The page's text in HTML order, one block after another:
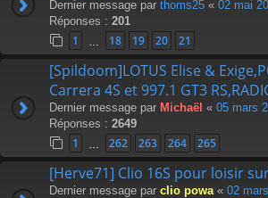
Dernier message par thoms25 « 02 mai
Réponses : 201
1 18 19 20 21
[Spildoom]LOTUS Elise &
Carrera 4S et 997.1 GT3
Dernier message par Michaël « 05 mars
Réponses : 2649
1 262 263 264 265
[Herve71] Clio 16S pour loisir
Dernier message par clio powa « 02